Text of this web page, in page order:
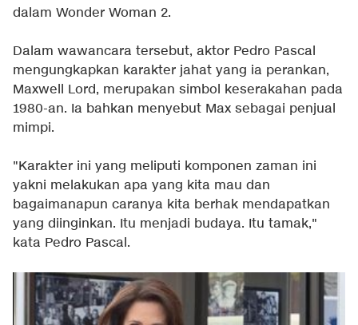
dalam Wonder Woman 2.
Dalam wawancara tersebut, aktor Pedro Pascal
mengungkapkan karakter jahat yang ia perankan,
Maxwell Lord, merupakan simbol keserakahan pada
1980-an. Ia bahkan menyebut Max sebagai penjual
mimpi.
"Karakter ini yang meliputi komponen zaman ini
yakni melakukan apa yang kita mau dan
bagaimanapun caranya kita berhak mendapatkan
yang diinginkan. Itu menjadi budaya. Itu tamak,"
kata Pedro Pascal.